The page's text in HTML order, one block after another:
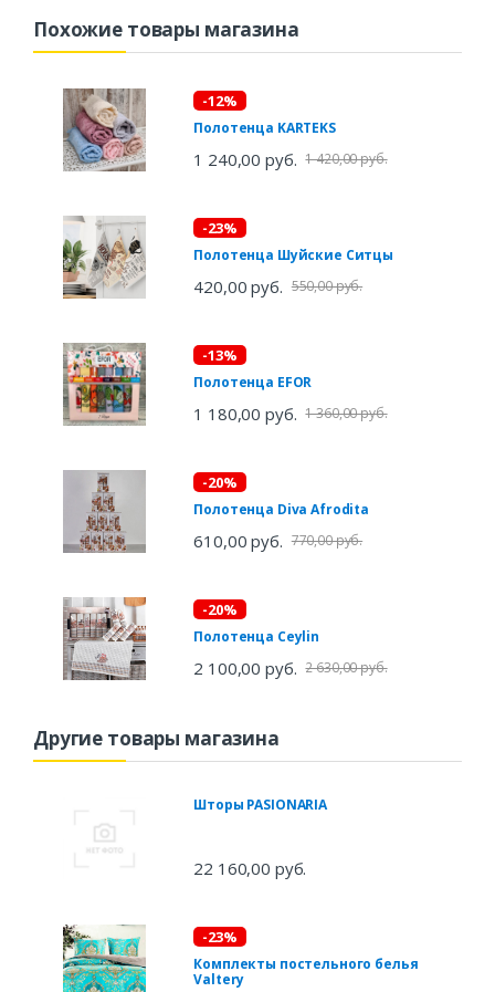
Похожие товары магазина
-12%
Полотенца KARTEKS
1 240,00 руб. 1 420,00 руб.
-23%
Полотенца Шуйские Ситцы
420,00 руб. 550,00 руб.
-13%
Полотенца EFOR
1 180,00 руб. 1 360,00 руб.
-20%
Полотенца Diva Afrodita
610,00 руб. 770,00 руб.
-20%
Полотенца Ceylin
2 100,00 руб. 2 630,00 руб.
Другие товары магазина
Шторы PASIONARIA
22 160,00 руб.
-23%
Комплекты постельного белья
Valtery